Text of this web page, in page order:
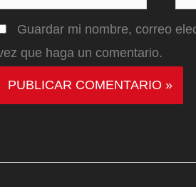
Guardar mi nombre, correo
que haga un comentario.